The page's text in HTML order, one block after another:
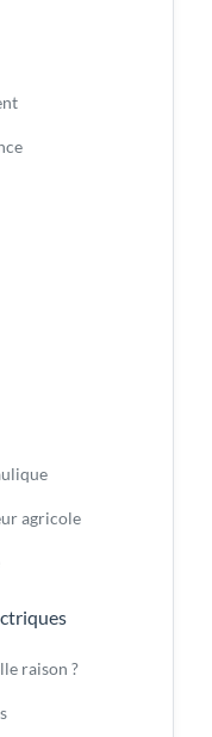
agricole
raison ?